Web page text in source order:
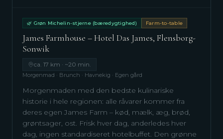
🌿 Grøn Michelin-stjerne (bæredygtighed) Farm-to-table
James Farmhouse – Hotel Das James, Flensborg-
Sonwik
ca. 17 km · ~20 min.
Morgenmad · Brunch · Havnekig · Egen gård
Morgenmaden med den bedste kulinariske
historie i hele regionen: alle råvarer kommer fra
deres egen James Farm – kød, mælk, æg, brød,
grøntsager, ost. Frisk hver dag, anderledes hver
dag, ingen standardiseret hotelbuffet. Den grønne